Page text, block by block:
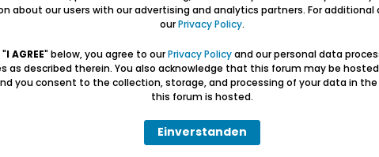
1944 bwz. 45
4
15.907 Hits
11:57
8
8.446 Hits
Apotheke gefunden
about our users with our advertising and analytics partners. For additional
ourPrivacy Policy.
"I AGREE" below, you agree to ourPrivacy Policyand our personal data
as described therein. You also acknowledge that this forum may be
you consent to the collection, storage, and processing of your data in
this forum is hosted.
Einverstanden